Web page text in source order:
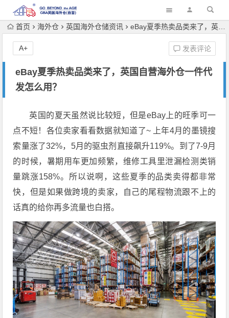
首页 海外仓 英国海外仓储资讯 eBay夏季热卖品类来了，英国自营海外仓一件代发怎么用？
eBay夏季热卖品类来了，英国自营海外仓一件代
发怎么用？
发表评论
A+
英国的夏天虽然说比较短，但是eBay上的旺季可一
点不短！各位卖家看看数据就知道了~ 上年4月的墨镜搜
索量涨了32%，5月的驱虫剂直接飙升119%。到了7-9月
的时候，暑期用车更加频繁，维修工具里泄漏检测类销
量跳涨158%。所以说啊，这些夏季的品类卖得都非常
快，但是如果做跨境的卖家，自己的尾程物流跟不上的
话真的给你再多流量也白搭。